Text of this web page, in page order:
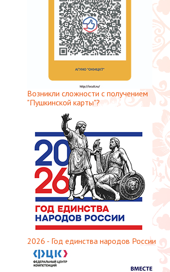
Возникли сложности с получением
"Пушкинской карты"?
2026 - Год единства народов России